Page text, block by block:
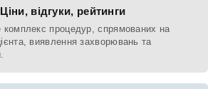
відгуки, рейтинги
комплекс процедур, спрямованих на
виявлення захворювань та